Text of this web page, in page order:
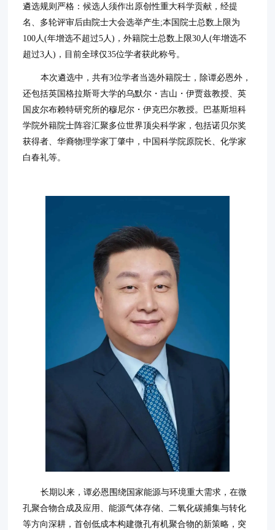
遴选规则严格：候选人须作出原创性重大科学贡献，经提
名、多轮评审后由院士大会选举产生;本国院士总数上限为
100人(年增选不超过5人)，外籍院士总数上限30人(年增选不
超过3人)，目前全球仅35位学者获此称号。
本次遴选中，共有3位学者当选外籍院士，除谭必恩外，
还包括英国格拉斯哥大学的乌默尔・吉山・伊贾兹教授、英
国皮尔布赖特研究所的穆尼尔・伊克巴尔教授。巴基斯坦科
学院外籍院士阵容汇聚多位世界顶尖科学家，包括诺贝尔奖
获得者、华裔物理学家丁肇中，中国科学院原院长、化学家
白春礼等。
长期以来，谭必恩围绕国家能源与环境重大需求，在微
孔聚合物合成及应用、能源气体存储、二氧化碳捕集与转化
等方向深耕，首创低成本构建微孔有机聚合物的新策略，突